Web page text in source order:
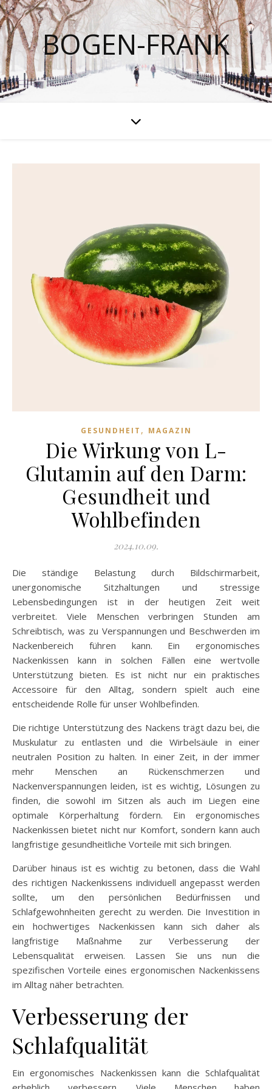
BOGEN-FRANK
GESUNDHEIT , MAGAZIN
Die Wirkung von L-
Glutamin auf den Darm:
Gesundheit und
Wohlbefinden
2024.10.09.
Die ständige Belastung durch Bildschirmarbeit,
unergonomische Sitzhaltungen und stressige
Lebensbedingungen ist in der heutigen Zeit weit
verbreitet. Viele Menschen verbringen Stunden am
Schreibtisch, was zu Verspannungen und Beschwerden im
Nackenbereich führen kann. Ein ergonomisches
Nackenkissen kann in solchen Fällen eine wertvolle
Unterstützung bieten. Es ist nicht nur ein praktisches
Accessoire für den Alltag, sondern spielt auch eine
entscheidende Rolle für unser Wohlbefinden.
Die richtige Unterstützung des Nackens trägt dazu bei, die
Muskulatur zu entlasten und die Wirbelsäule in einer
neutralen Position zu halten. In einer Zeit, in der immer
mehr Menschen an Rückenschmerzen und
Nackenverspannungen leiden, ist es wichtig, Lösungen zu
finden, die sowohl im Sitzen als auch im Liegen eine
optimale Körperhaltung fördern. Ein ergonomisches
Nackenkissen bietet nicht nur Komfort, sondern kann auch
langfristige gesundheitliche Vorteile mit sich bringen.
Darüber hinaus ist es wichtig zu betonen, dass die Wahl
des richtigen Nackenkissens individuell angepasst werden
sollte, um den persönlichen Bedürfnissen und
Schlafgewohnheiten gerecht zu werden. Die Investition in
ein hochwertiges Nackenkissen kann sich daher als
langfristige Maßnahme zur Verbesserung der
Lebensqualität erweisen. Lassen Sie uns nun die
spezifischen Vorteile eines ergonomischen Nackenkissens
im Alltag näher betrachten.
Verbesserung der
Schlafqualität
Ein ergonomisches Nackenkissen kann die Schlafqualität